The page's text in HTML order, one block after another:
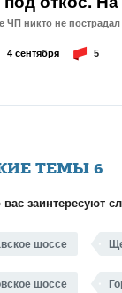
ЧП никто не пострадал
4 сентября 5
ТЕМЫ 6
заинтересуют
шоссе
шоссе